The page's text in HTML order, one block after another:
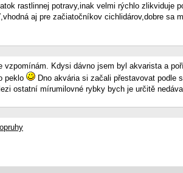
rastlinnej potravy,inak velmi rýchlo zlikviduje
aj pre začiatočníkov cichlidárov,dobre sa
Kdysi dávno jsem byl akvarista a
peklo
Dno akvária si začali přestavovat podle
ostatní mírumilovné rybky bych je určitě nedával.